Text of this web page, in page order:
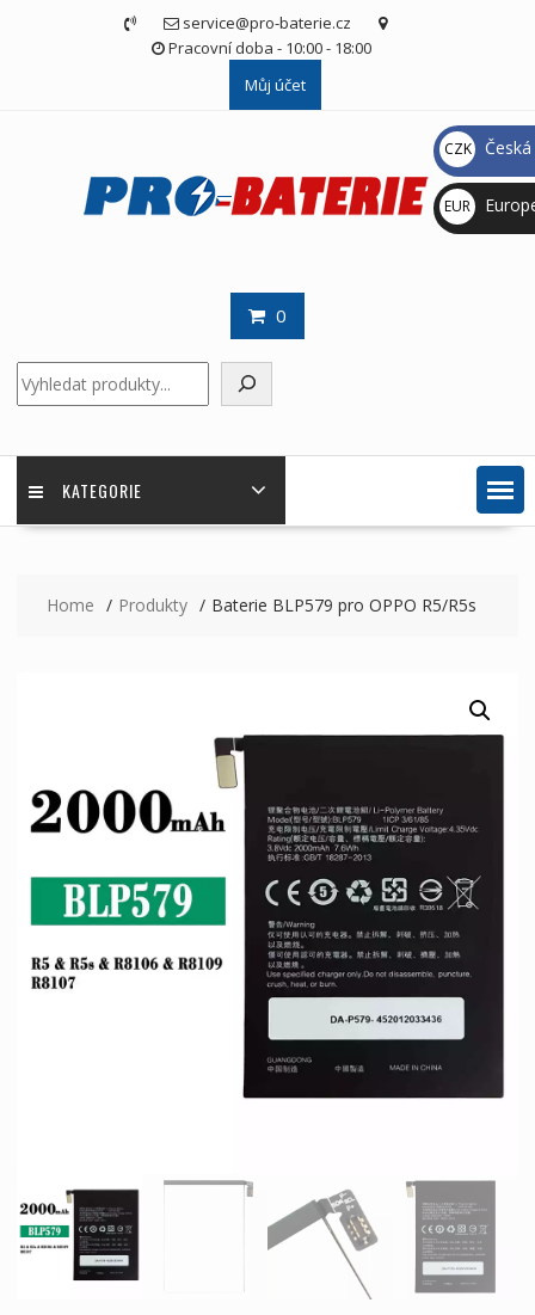
service@pro-baterie.cz
Pracovní doba - 10:00 - 18:00
Můj účet
0
KATEGORIE
Home Produkty Baterie BLP579 pro OPPO R5/R5s
CZK
Kč
EUR
€